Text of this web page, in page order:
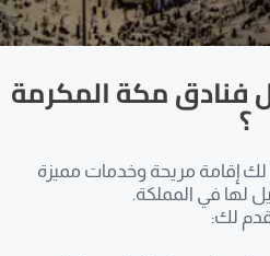
مكة المكرمة
؟
إقامة مريحة وخدمات مميزة
لها في المملكة.
لك: